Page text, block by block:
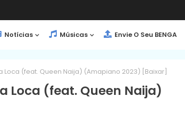
Notícias Músicas Envie O Seu BENGA
Loca (feat. Queen Naija) (Amapiano 2023) [Baixar]
Loca (feat. Queen Naija)